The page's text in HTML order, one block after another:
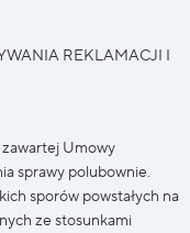
REKLAMACJI I
Umowy
sprawy polubownie.
sporów powstałych na
ze stosunkami